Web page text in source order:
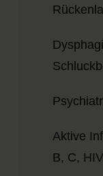
Aktive
B, C,